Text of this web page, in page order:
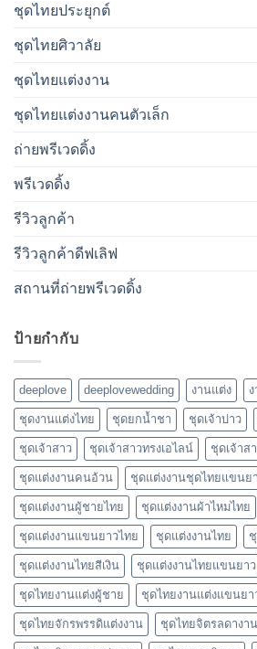
ชุดไทยประยุกต์
ชุดไทยศิวาลัย
ชุดไทยแต่งงาน
ชุดไทยแต่งงานคนตัวเล็ก
ถ่ายพรีเวดดิ้ง
พรีเวดดิ้ง
รีวิวลูกค้า
รีวิวลูกค้าดีฟเลิฟ
สถานที่ถ่ายพรีเวดดิ้ง
ป้ายกำกับ
deeplove deeplovewedding งานแต่ง
ชุดงานแต่งไทย ชุดยกน้ำชา ชุดเจ้าบ่าว
ชุดเจ้าสาว ชุดเจ้าสาวทรงเอไลน์ ชุดเจ้าส
ชุดแต่งงานคนอ้วน ชุดแต่งงานชุดไทยแขนย
ชุดแต่งงานผู้ชายไทย ชุดแต่งงานผ้าไหมไทย
ชุดแต่งงานแขนยาวไทย ชุดแต่งงานไทย
ชุดแต่งงานไทยสีเงิน ชุดแต่งงานไทยแขนยาว
ชุดไทยงานแต่งผู้ชาย ชุดไทยงานแต่งแขนยา
ชุดไทยจักรพรรดิแต่งงาน ชุดไทยจิตรลดางา